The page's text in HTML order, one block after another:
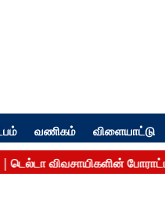
வணிகம் விளையாட்டு